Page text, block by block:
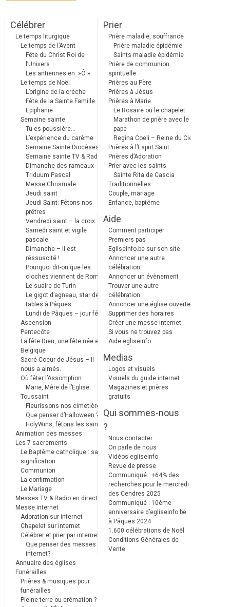
Célébrer
Le temps liturgique
Le temps de l’Avent
Fête du Christ Roi de
l’Univers
Les antiennes en »Ô »
Le temps de Noël
L’origine de la crèche
Fête de la Sainte Famille
Epiphanie
Semaine sainte
Tu es poussière…
L’expérience du carême
Semaine Sainte Diocèses
Semaine sainte TV & Radio
Dimanche des rameaux
Triduum Pascal
Messe Chrismale
Jeudi saint
Jeudi Saint: Fêtons nos
prêtres
Vendredi saint – la croix
Samedi saint et vigile
pascale
Dimanche – Il est
réssuscité !
Pourquoi dit-on que les
cloches viennent de Rome ?
Le suaire de Turin
Le gigot d’agneau, star des
tables à Pâques
Lundi de Pâques – jour férié
Ascension
Pentecôte
La fête Dieu, une fête née en
Belgique
Sacré-Coeur de Jésus – Il
nous a aimés.
Où fêter l’Assomption
Marie, Mère de l’Eglise
Toussaint
Fleurissons nos cimetières
Que penser d’Halloween ?
HolyWins, fêtons les saints !
Animation des messes
Les 7 sacrements
Le Baptême catholique : sa
signification
Communion
La confirmation
Le Mariage
Messes TV & Radio en direct
Messe internet
Adoration sur internet
Chapelet sur internet
Célébrer et prier par internet
Que penser des messes
internet?
Annuaire des églises
Funérailles
Prières & musiques pour
funérailles
Pleine terre ou crémation ?
Prier
Prière maladie, souffrance
Prière maladie épidémie
Saints maladie épidémie
Prière de communion
spirituelle
Prières au Père
Prières à Jésus
Prières à Marie
Le Rosaire ou le chapelet
Marathon de prière avec le
pape
Regina Coeli – Reine du Ciel
Prières à l’Esprit Saint
Prières d’Adoration
Prier avec les saints
Sainte Rita de Cascia
Traditionnelles
Couple, mariage
Enfance, baptême
Aide
Comment participer
Premiers pas
EgliseInfo.be sur son site
Annoncer une autre
célébration
Annoncer un évènement
Trouver une autre
célébration
Annoncer une église ouverte
Supprimer des horaires
Créer une messe internet
Si vous ne trouvez pas
Aide egliseinfo
Medias
Logos et visuels
Visuels du guide internet
Magazines et prières
gratuits
Qui sommes-nous
?
Nous contacter
On parle de nous
Vidéos egliseinfo
Revue de presse
Communiqué : +64% des
recherches pour le mercredi
des Cendres 2025
Communiqué : 10ème
anniversaire d’egliseinfo.be
à Pâques 2024
1.600 célébrations de Noël
Conditions Générales de
Vente